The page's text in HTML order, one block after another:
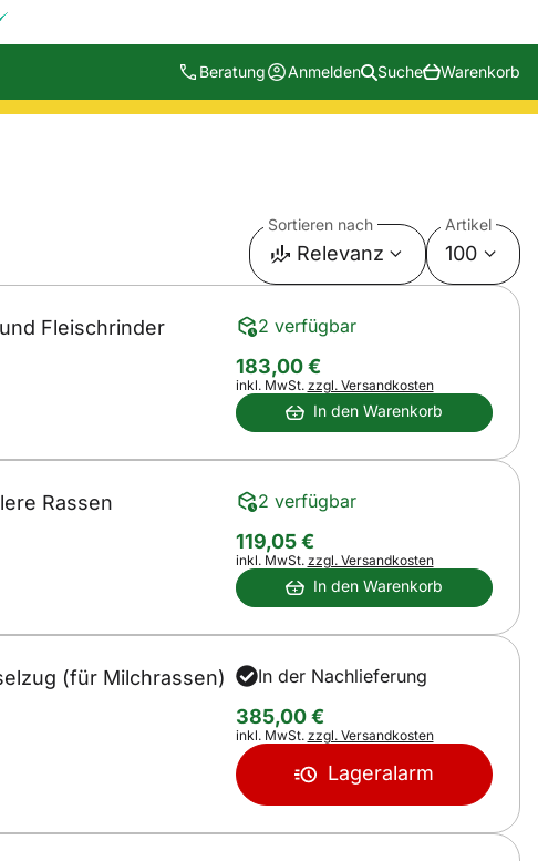
Beratung Anmelden Suche Warenkorb
Sortieren nach
Relevanz
Artikel
100
Fleischrinder 2 verfügbar
183,00€
Steuerhinweis:
inkl. MwSt. zzgl. Versandkosten
In den Warenkorb
Rassen 2 verfügbar
119,05€
Steuerhinweis:
inkl. MwSt. zzgl. Versandkosten
In den Warenkorb
(für Milchrassen) In der Nachlieferung
385,00€
Steuerhinweis:
inkl. MwSt. zzgl. Versandkosten
Lageralarm